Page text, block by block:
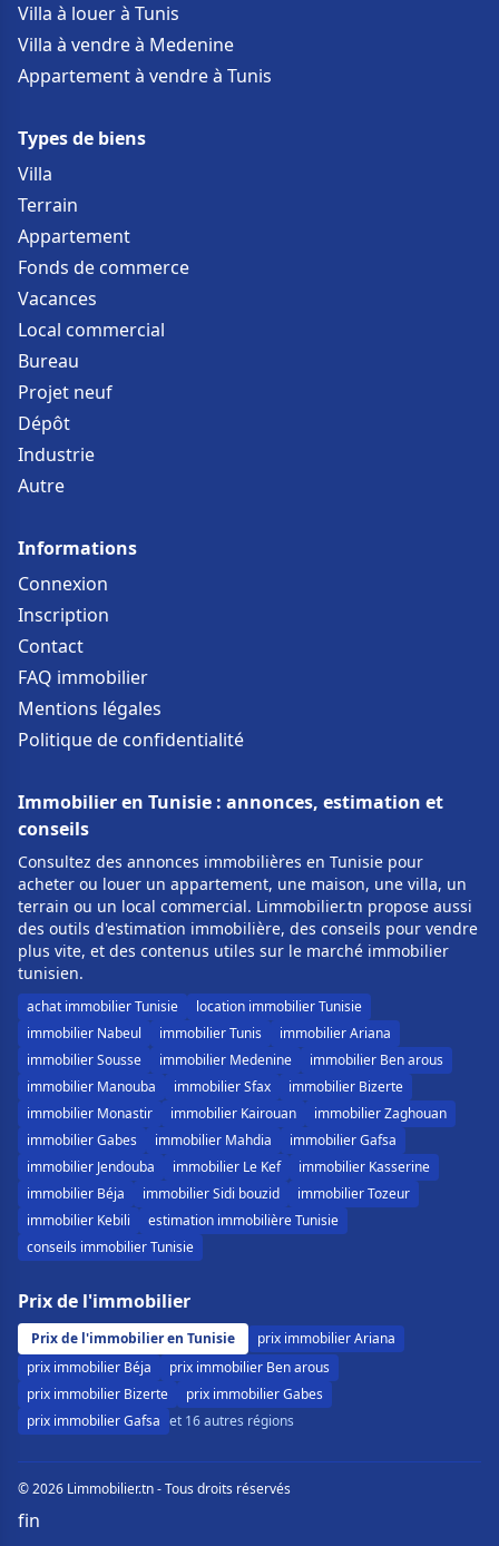
Villa à louer à Tunis
Villa à vendre à Medenine
Appartement à vendre à Tunis
Types de biens
Villa
Terrain
Appartement
Fonds de commerce
Vacances
Local commercial
Bureau
Projet neuf
Dépôt
Industrie
Autre
Informations
Connexion
Inscription
Contact
FAQ immobilier
Mentions légales
Politique de confidentialité
Immobilier en Tunisie : annonces, estimation et
conseils
Consultez des annonces immobilières en Tunisie pour
acheter ou louer un appartement, une maison, une villa, un
terrain ou un local commercial. Limmobilier.tn propose aussi
des outils d'estimation immobilière, des conseils pour vendre
plus vite, et des contenus utiles sur le marché immobilier
tunisien.
achat immobilier Tunisie
location immobilier Tunisie
immobilier Nabeul
immobilier Tunis
immobilier Ariana
immobilier Sousse
immobilier Medenine
immobilier Ben arous
immobilier Manouba
immobilier Sfax
immobilier Bizerte
immobilier Monastir
immobilier Kairouan
immobilier Zaghouan
immobilier Gabes
immobilier Mahdia
immobilier Gafsa
immobilier Jendouba
immobilier Le Kef
immobilier Kasserine
immobilier Béja
immobilier Sidi bouzid
immobilier Tozeur
immobilier Kebili
estimation immobilière Tunisie
conseils immobilier Tunisie
Prix de l'immobilier
Prix de l'immobilier en Tunisie
prix immobilier Ariana
prix immobilier Béja
prix immobilier Ben arous
prix immobilier Bizerte
prix immobilier Gabes
prix immobilier Gafsa et 16 autres régions
© 2026 Limmobilier.tn - Tous droits réservés
fin